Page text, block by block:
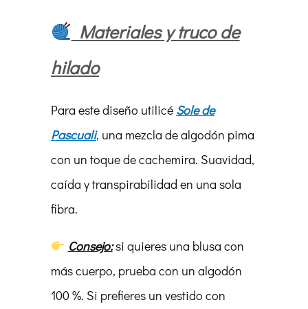
Materiales y truco de
hilado
Para este diseño utilicé Sole de
Pascuali, una mezcla de algodón pima
con un toque de cachemira. Suavidad,
caída y transpirabilidad en una sola
fibra.
Consejo:si quieres una blusa con
más cuerpo, prueba con un algodón
100 %. Si prefieres un vestido con